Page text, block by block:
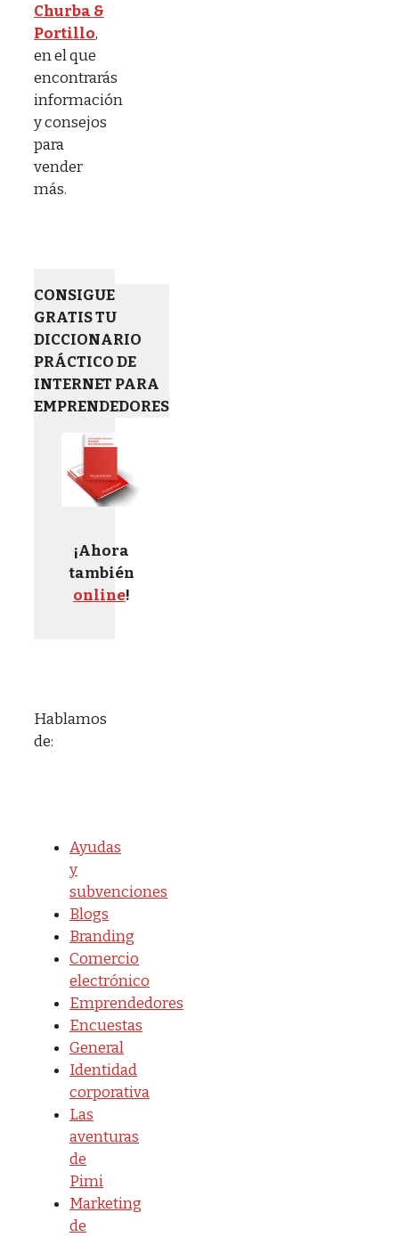
Churba &
Portillo,
en el que
encontrarás
información
y consejos
para
vender
más.
CONSIGUE
GRATIS TU
DICCIONARIO
PRÁCTICO DE
INTERNET PARA
EMPRENDEDORES
¡Ahora
también
online!
Hablamos
de:
Ayudas
y
subvenciones
Blogs
Branding
Comercio
electrónico
Emprendedores
Encuestas
General
Identidad
corporativa
Las
aventuras
de
Pimi
Marketing
de